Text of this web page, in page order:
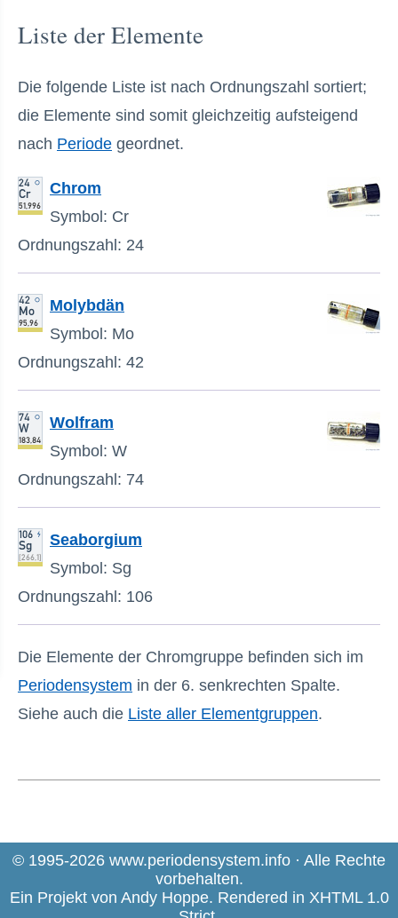
Liste der Elemente
Die folgende Liste ist nach Ordnungszahl sortiert;
die Elemente sind somit gleichzeitig aufsteigend
nach Periode geordnet.
Chrom
Symbol: Cr
Ordnungszahl: 24
Molybdän
Symbol: Mo
Ordnungszahl: 42
Wolfram
Symbol: W
Ordnungszahl: 74
Seaborgium
Symbol: Sg
Ordnungszahl: 106
Die Elemente der Chromgruppe befinden sich im
Periodensystem in der 6. senkrechten Spalte.
Siehe auch die Liste aller Elementgruppen.
© 1995-2026 www.periodensystem.info · Alle Rechte
vorbehalten.
Ein Projekt von Andy Hoppe. Rendered in XHTML 1.0